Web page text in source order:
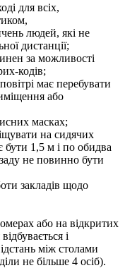
для всіх,
людей, які не
дистанції;
за можливості
кодів;
має перебувати
або
масках;
на сидячих
бути 1,5 м і по обидва
не повинно бути
закладів щодо
або на відкритих
і
між столами
не більше 4 осіб).